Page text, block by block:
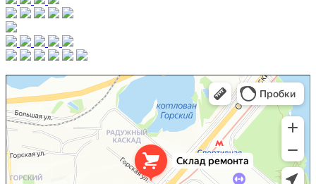
Двери в Новосибирске
Мебель для кухни в Новосибирске